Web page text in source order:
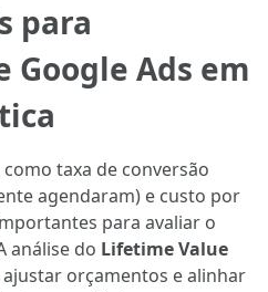
para
Google Ads em
como taxa de conversão
agendaram) e custo por
para avaliar o
análise do Lifetime Value
orçamentos e alinhar